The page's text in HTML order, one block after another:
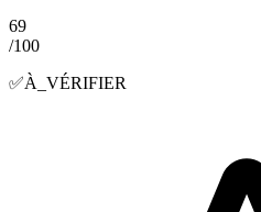
69
/100
✅À_VÉRIFIER